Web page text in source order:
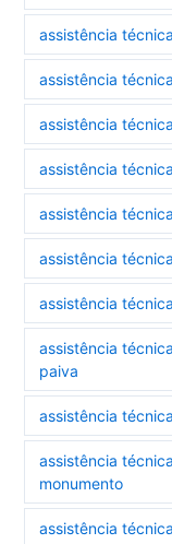
assistência
assistência
assistência
assistência
assistência
assistência
assistência
assistência
paiva
assistência
assistência
monumento
assistência